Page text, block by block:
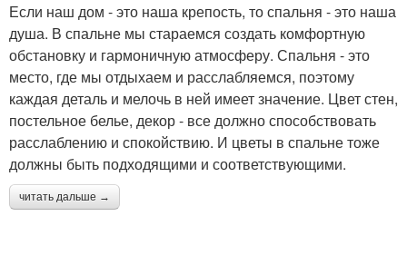
Если наш дом - это наша крепость, то спальня - это наша
душа. В спальне мы стараемся создать комфортную
обстановку и гармоничную атмосферу. Спальня - это
место, где мы отдыхаем и расслабляемся, поэтому
каждая деталь и мелочь в ней имеет значение. Цвет стен,
постельное белье, декор - все должно способствовать
расслаблению и спокойствию. И цветы в спальне тоже
должны быть подходящими и соответствующими.
читать дальше →